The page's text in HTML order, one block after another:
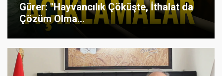
Gürer: "Hayvancılık Çöküşte, İthalat da
Çözüm Olma...